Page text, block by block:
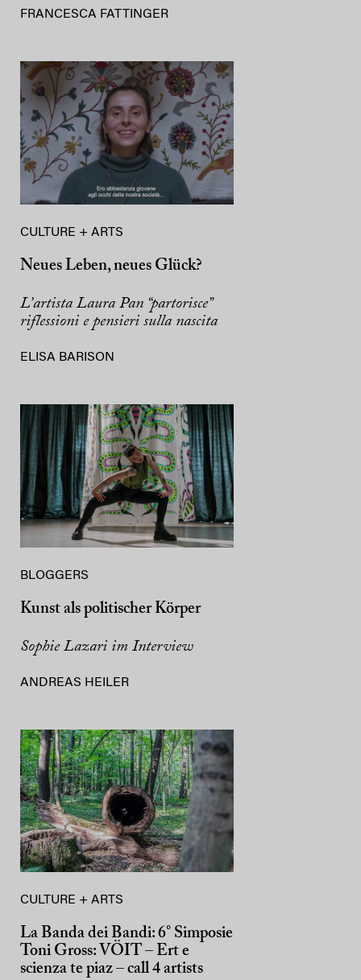
FRANCESCA FATTINGER
CULTURE + ARTS
Neues Leben, neues Glück?
L’artista Laura Pan “partorisce”
riflessioni e pensieri sulla nascita
ELISA BARISON
BLOGGERS
Kunst als politischer Körper
Sophie Lazari im Interview
ANDREAS HEILER
CULTURE + ARTS
La Banda dei Bandi: 6° Simposie
Toni Gross: VÖIT – Ert e
scienza te piaz – call 4 artists